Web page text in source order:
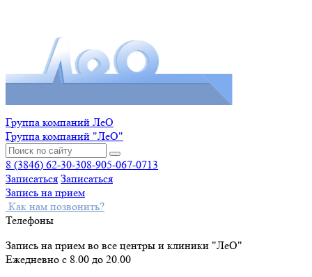
Группа компаний ЛеО
Группа компаний "ЛеО"
8 (3846) 62-30-308-905-067-0713
Записаться Записаться
Запись на прием
Как нам позвонить?
Телефоны
Запись на прием во все центры и клиники "ЛеО"
Ежедневно с 8.00 до 20.00